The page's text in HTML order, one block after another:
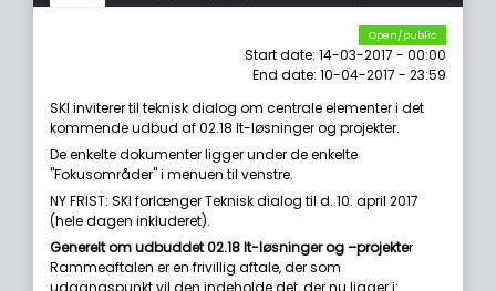
Open/public
Start date: 14-03-2017 - 00:00
End date: 10-04-2017 - 23:59
SKI inviterer til teknisk dialog om centrale elementer i det
kommende udbud af 02.18 It-løsninger og projekter.
De enkelte dokumenter ligger under de enkelte
"Fokusområder" i menuen til venstre.
NY FRIST: SKI forlænger Teknisk dialog til d. 10. april 2017
(hele dagen inkluderet).
Generelt om udbuddet 02.18 It-løsninger og –projekter
Rammeaftalen er en frivillig aftale, der som
udgangspunkt vil den indeholde det, der nu ligger i: